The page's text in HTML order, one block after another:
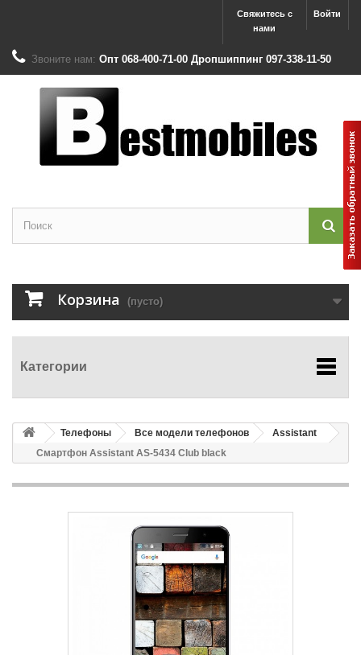
Войти
Свяжитесь с
нами
Звоните нам: Опт 068-400-71-00 Дропшиппинг 097-338-11-50
Корзина (пусто)
Категории
Телефоны Все модели телефонов
Assistant
Смартфон Assistant AS-5434 Club black